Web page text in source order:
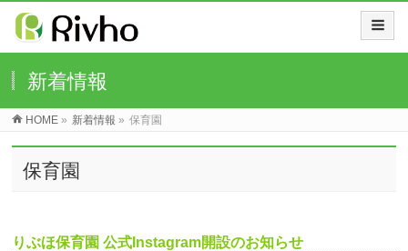
新着情報
HOME » 新着情報 » 保育園
保育園
りぶほ保育園 公式Instagram開設のお知らせ